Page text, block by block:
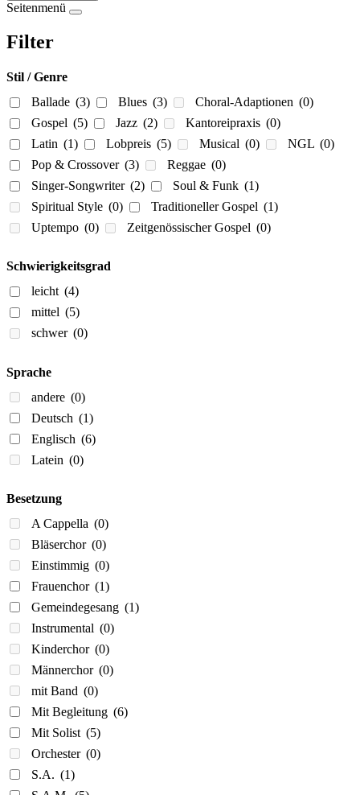
Seitenmenü
Filter
Stil / Genre
Ballade (3) Blues (3) Choral-Adaptionen (0)
Gospel (5) Jazz (2) Kantoreipraxis (0)
Latin (1) Lobpreis (5) Musical (0) NGL (0)
Pop & Crossover (3) Reggae (0)
Singer-Songwriter (2) Soul & Funk (1)
Spiritual Style (0) Traditioneller Gospel (1)
Uptempo (0) Zeitgenössischer Gospel (0)
Schwierigkeitsgrad
leicht (4)
mittel (5)
schwer (0)
Sprache
andere (0)
Deutsch (1)
Englisch (6)
Latein (0)
Besetzung
A Cappella (0)
Bläserchor (0)
Einstimmig (0)
Frauenchor (1)
Gemeindegesang (1)
Instrumental (0)
Kinderchor (0)
Männerchor (0)
mit Band (0)
Mit Begleitung (6)
Mit Solist (5)
Orchester (0)
S.A. (1)